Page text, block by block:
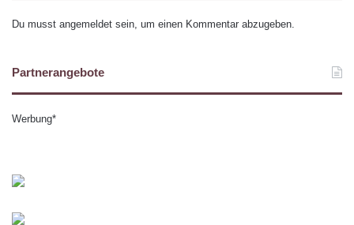
Du musst angemeldet sein, um einen Kommentar abzugeben.
Partnerangebote
Werbung*